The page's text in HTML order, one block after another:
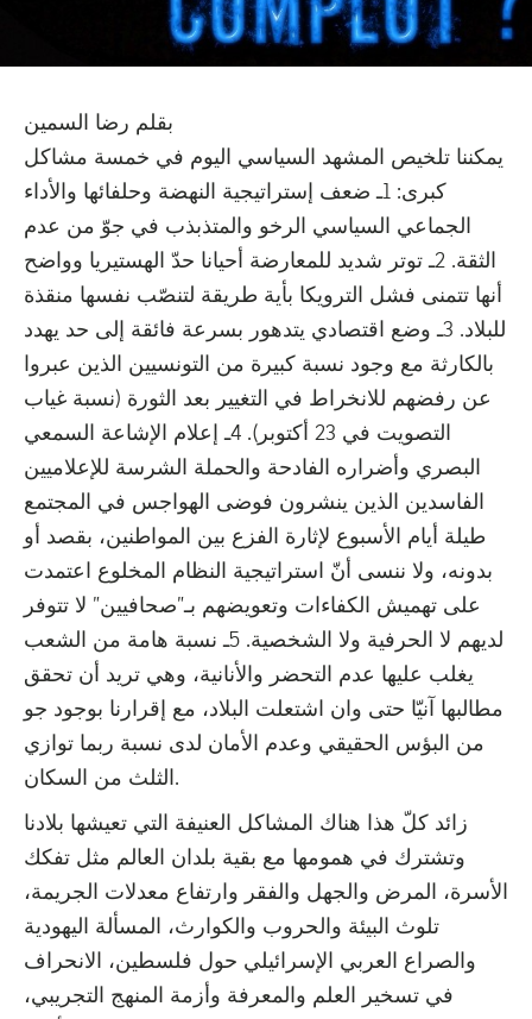
بقلم رضا السمين
يمكننا تلخيص المشهد السياسي اليوم في خمسة مشاكل
كبرى: 1ـ ضعف إستراتيجية النهضة وحلفائها والأداء
الجماعي السياسي الرخو والمتذبذب في جوّ من عدم
الثقة. 2ـ توتر شديد للمعارضة أحيانا حدّ الهستيريا وواضح
أنها تتمنى فشل الترويكا بأية طريقة لتنصّب نفسها منقذة
للبلاد. 3ـ وضع اقتصادي يتدهور بسرعة فائقة إلى حد يهدد
بالكارثة مع وجود نسبة كبيرة من التونسيين الذين عبروا
عن رفضهم للانخراط في التغيير بعد الثورة (نسبة غياب
التصويت في 23 أكتوبر). 4ـ إعلام الإشاعة السمعي
البصري وأضراره الفادحة والحملة الشرسة للإعلاميين
الفاسدين الذين ينشرون فوضى الهواجس في المجتمع
طيلة أيام الأسبوع لإثارة الفزع بين المواطنين، بقصد أو
بدونه، ولا ننسى أنّ استراتيجية النظام المخلوع اعتمدت
على تهميش الكفاءات وتعويضهم بـ”صحافيين” لا تتوفر
لديهم لا الحرفية ولا الشخصية. 5ـ نسبة هامة من الشعب
يغلب عليها عدم التحضر والأنانية، وهي تريد أن تحقق
مطالبها آنيّا حتى وان اشتعلت البلاد، مع إقرارنا بوجود جو
من البؤس الحقيقي وعدم الأمان لدى نسبة ربما توازي
الثلث من السكان.
زائد كلّ هذا هناك المشاكل العنيفة التي تعيشها بلادنا
وتشترك في همومها مع بقية بلدان العالم مثل تفكك
الأسرة، المرض والجهل والفقر وارتفاع معدلات الجريمة،
تلوث البيئة والحروب والكوارث، المسألة اليهودية
والصراع العربي الإسرائيلي حول فلسطين، الانحراف
في تسخير العلم والمعرفة وأزمة المنهج التجريبي،